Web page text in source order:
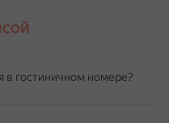
в гостиничном номере?